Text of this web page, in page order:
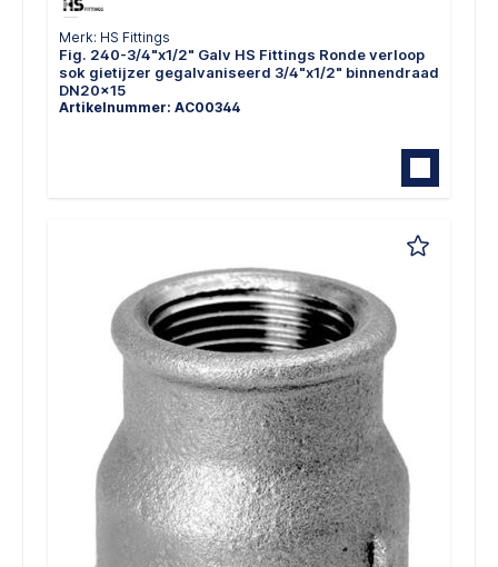
Merk: HS Fittings
Fig. 240-3/4"x1/2" Galv HS Fittings Ronde verloop
sok gietijzer gegalvaniseerd 3/4"x1/2" binnendraad
DN20x15
Artikelnummer: AC00344